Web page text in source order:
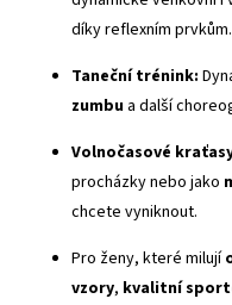
díky reflexním prvkům.
Taneční trénink:
zumbu a další
Volnočasové
procházky nebo jako
chcete vyniknout.
Pro ženy, které milují
vzory, kvalitní